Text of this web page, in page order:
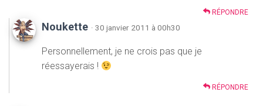
RÉPONDRE
Noukette · 30 janvier 2011 à 00h30
Personnellement, je ne crois pas que je
réessayerais !
RÉPONDRE